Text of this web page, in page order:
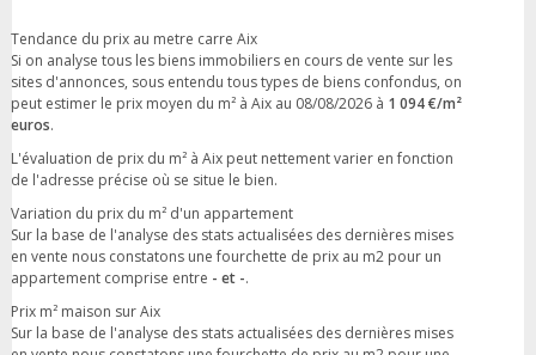
Tendance du prix au metre carre Aix
Si on analyse tous les biens immobiliers en cours de vente sur les
sites d'annonces, sous entendu tous types de biens confondus, on
peut estimer le prix moyen du m² à Aix au 08/08/2026 à 1 094 €/m²
euros.
L'évaluation de prix du m² à Aix peut nettement varier en fonction
de l'adresse précise où se situe le bien.
Variation du prix du m² d'un appartement
Sur la base de l'analyse des stats actualisées des dernières mises
en vente nous constatons une fourchette de prix au m2 pour un
appartement comprise entre - et -.
Prix m² maison sur Aix
Sur la base de l'analyse des stats actualisées des dernières mises